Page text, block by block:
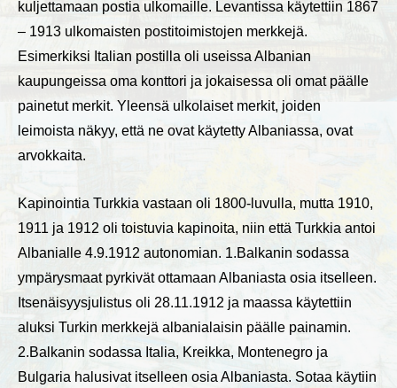
kuljettamaan postia ulkomaille. Levantissa käytettiin 1867
– 1913 ulkomaisten postitoimistojen merkkejä.
Esimerkiksi Italian postilla oli useissa Albanian
kaupungeissa oma konttori ja jokaisessa oli omat päälle
painetut merkit. Yleensä ulkolaiset merkit, joiden
leimoista näkyy, että ne ovat käytetty Albaniassa, ovat
arvokkaita.
Kapinointia Turkkia vastaan oli 1800-luvulla, mutta 1910,
1911 ja 1912 oli toistuvia kapinoita, niin että Turkkia antoi
Albanialle 4.9.1912 autonomian. 1.Balkanin sodassa
ympärysmaat pyrkivät ottamaan Albaniasta osia itselleen.
Itsenäisyysjulistus oli 28.11.1912 ja maassa käytettiin
aluksi Turkin merkkejä albanialaisin päälle painamin.
2.Balkanin sodassa Italia, Kreikka, Montenegro ja
Bulgaria halusivat itselleen osia Albaniasta. Sotaa käytiin